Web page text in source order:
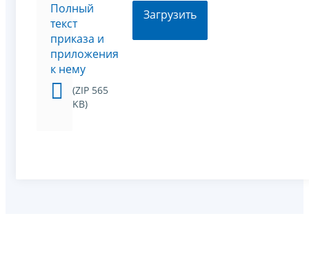
Полный
текст
приказа и
приложения
к нему
(ZIP 565
KB)
Загрузить